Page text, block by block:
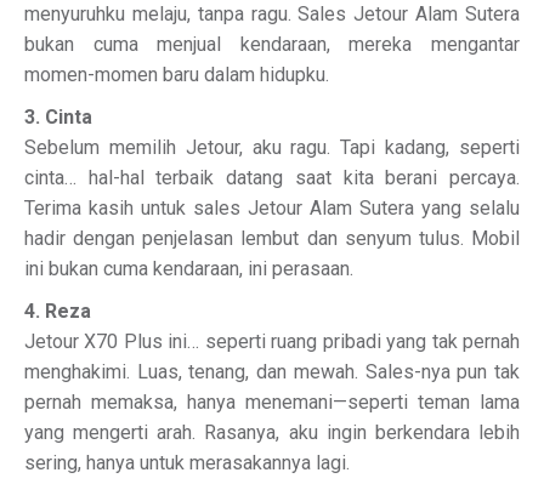
menyuruhku melaju, tanpa ragu. Sales Jetour Alam Sutera
bukan cuma menjual kendaraan, mereka mengantar
momen-momen baru dalam hidupku.
3. Cinta
Sebelum memilih Jetour, aku ragu. Tapi kadang, seperti
cinta… hal-hal terbaik datang saat kita berani percaya.
Terima kasih untuk sales Jetour Alam Sutera yang selalu
hadir dengan penjelasan lembut dan senyum tulus. Mobil
ini bukan cuma kendaraan, ini perasaan.
4. Reza
Jetour X70 Plus ini… seperti ruang pribadi yang tak pernah
menghakimi. Luas, tenang, dan mewah. Sales-nya pun tak
pernah memaksa, hanya menemani—seperti teman lama
yang mengerti arah. Rasanya, aku ingin berkendara lebih
sering, hanya untuk merasakannya lagi.